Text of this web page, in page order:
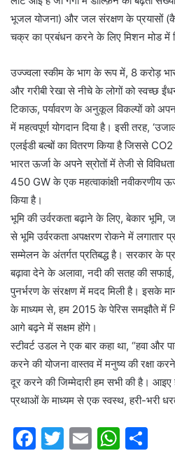
भूजल योजना) और जल संरक्षण के प्रयासों
चक्र का प्रबंधन करने के लिए मिशन मोड में
उज्ज्वला स्कीम के भाग के रूप में, 8 करोड़
और गरीबी रेखा से नीचे के लोगों को स्वच्छ
टिकाऊ, पर्यावरण के अनुकूल विकल्पों को
में महत्वपूर्ण योगदान दिया है। इसी तरह,
एलईडी बल्बों का वितरण किया है जिससे
भारत ऊर्जा के अपने स्रोतों में तेजी से
450 GW के एक महत्वाकांक्षी नवीकरणीय
किया है।
भूमि की उर्वरकता बढ़ाने के लिए, बेकार भूमि,
से भूमि उर्वरकता अपक्षरण रोकने में लगातार
सम्मेलन के अंतर्गत प्रतिबद्ध है। सरकार के
बढ़ावा देने के अलावा, नदी की सतह की
पुनर्भरण के संरक्षण में मदद मिली है। इसके
के माध्यम से, हम 2015 के पेरिस समझौते में
आगे बढ़ने में सक्षम होंगे।
स्टीवर्ट उडल ने एक बार कहा था, “हवा और
करने की योजना वास्तव में मनुष्य की रक्षा
दूर करने की जिम्मेदारी हम सभी की है। आइए
प्रथाओं के माध्यम से एक स्वस्थ, हरी-भरी
F
T
E
W